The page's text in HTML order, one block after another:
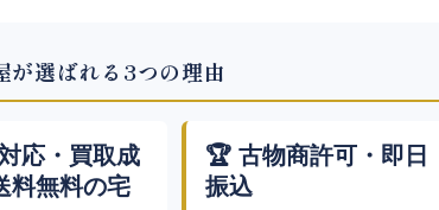
が選ばれる3つの理由
応・買取成
料無料の宅
🏆 古物商許可・即日
振込